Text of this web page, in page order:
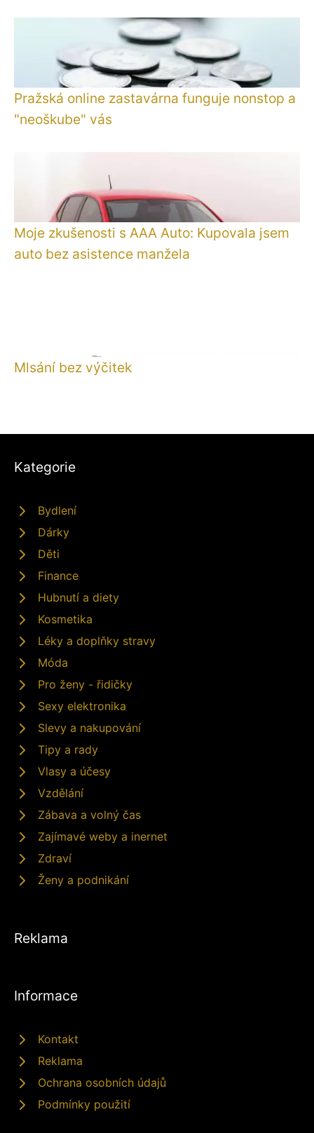
Pražská online zastavárna funguje nonstop a
"neoškube" vás
Moje zkušenosti s AAA Auto: Kupovala jsem
auto bez asistence manžela
Mlsání bez výčitek
Kategorie
Bydlení
Dárky
Děti
Finance
Hubnutí a diety
Kosmetika
Léky a doplňky stravy
Móda
Pro ženy - řidičky
Sexy elektronika
Slevy a nakupování
Tipy a rady
Vlasy a účesy
Vzdělání
Zábava a volný čas
Zajímavé weby a inernet
Zdraví
Ženy a podnikání
Reklama
Informace
Kontakt
Reklama
Ochrana osobních údajů
Podmínky použití